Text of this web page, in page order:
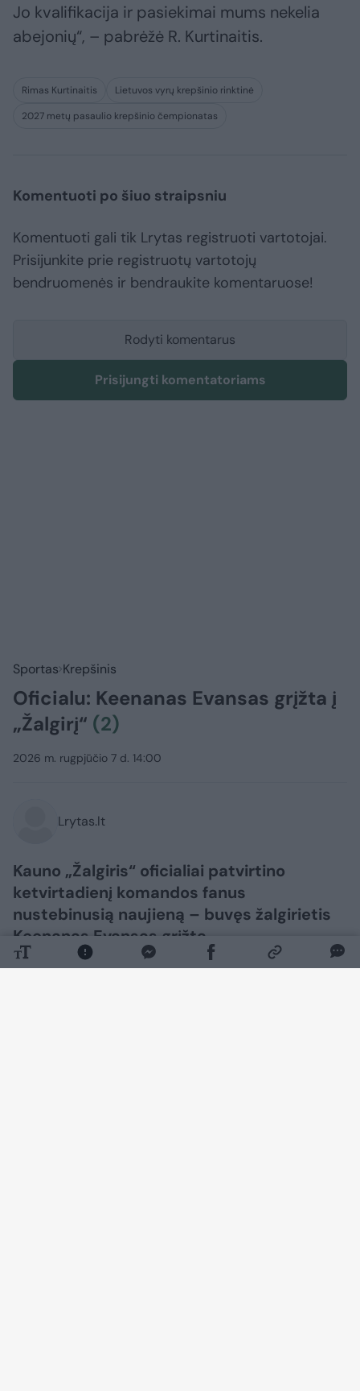
Jo kvalifikacija ir pasiekimai mums nekelia
abejonių“, – pabrėžė R. Kurtinaitis.
Rimas Kurtinaitis
Lietuvos vyrų krepšinio rinktinė
2027 metų pasaulio krepšinio čempionatas
Komentuoti po šiuo straipsniu
Komentuoti gali tik Lrytas registruoti vartotojai.
Prisijunkite prie registruotų vartotojų
bendruomenės ir bendraukite komentaruose!
Rodyti komentarus
Prisijungti komentatoriams
Sportas Krepšinis
Oficialu: Keenanas Evansas grįžta į
„Žalgirį“ (2)
2026 m. rugpjūčio 7 d. 14:00
Lrytas.lt
Kauno „Žalgiris“ oficialiai patvirtino
ketvirtadienį komandos fanus
nustebinusią naujieną – buvęs žalgirietis
Keenanas Evansas grįžta.